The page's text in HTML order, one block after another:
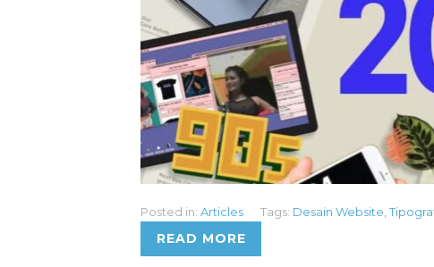
Posted in: Articles Tags: Desain Website
READ MORE